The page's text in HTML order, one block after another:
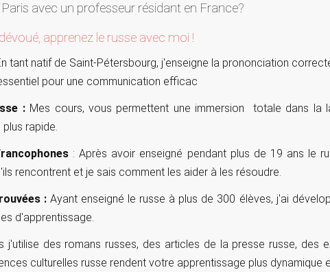
avec un professeur résidant en France?
apprenez le russe avec moi !
tant natif de Saint-Pétersbourg, j'enseigne la prononciation
pour une communication efficac
:Mes cours, vous permettent une immersion totale dans la
rapide.
: Après avoir enseigné pendant plus de 19 ans le
rencontrent et je sais comment les aider à les résoudre.
:Ayant enseigné le russe à plus de 300 élèves, j'ai
d'apprentissage.
des romans russes, des articles de la presse russe, des
culturelles russe rendent votre apprentissage plus dynamique